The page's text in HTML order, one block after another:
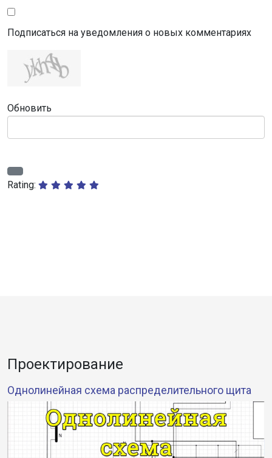
Подписаться на уведомления о новых комментариях
Обновить
Rating:
Проектирование
Однолинейная схема распределительного щита